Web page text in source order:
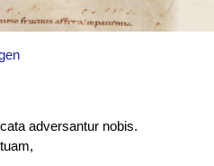
adversantur nobis.